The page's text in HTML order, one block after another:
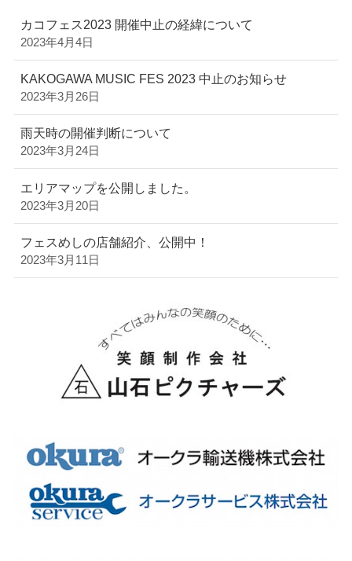
カコフェス2023 開催中止の経緯について
2023年4月4日
KAKOGAWA MUSIC FES 2023 中止のお知らせ
2023年3月26日
雨天時の開催判断について
2023年3月24日
エリアマップを公開しました。
2023年3月20日
フェスめしの店舗紹介、公開中！
2023年3月11日